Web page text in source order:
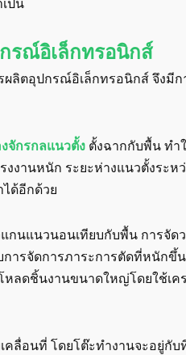
ป็น
กรณ์อิเล็กทรอนิกส์
ลิตอุปกรณ์อิเล็กทรอนิกส์ จึงมีกา
จักรกลแนวตั้ง ตั้งฉากกับพื้น ทำ
งงานหนัก ระยะห่างแนวตั้งระห
ด้อีกด้วย
นแนวนอนเทียบกับพื้น การจัด
ารจัดการภาระการตัดที่หนักขึ้
ลดชิ้นงานขนาดใหญ่โดยใช้เค
คลื่อนที่ โดยโต๊ะทำงานจะอยู่กั